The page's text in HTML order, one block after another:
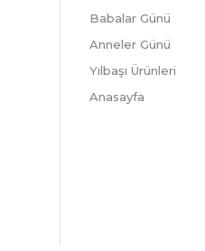
Babalar Günü
Anneler Günü
Yılbaşı Ürünleri
Anasayfa